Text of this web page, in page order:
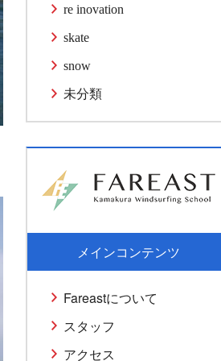
re inovation
skate
snow
未分類
メインコンテンツ
Fareastについて
スタッフ
アクセス